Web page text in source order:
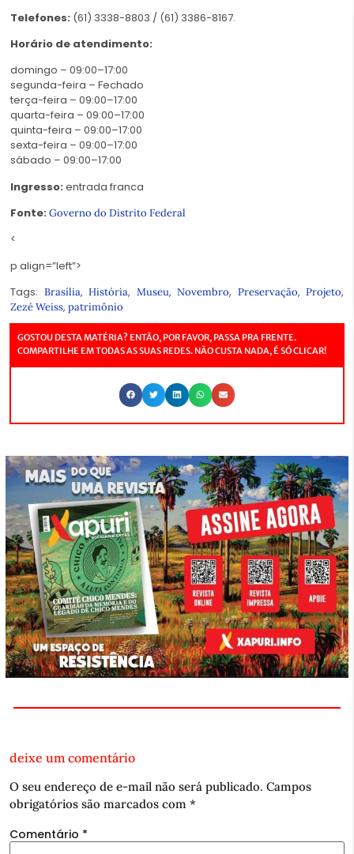
Telefones: (61) 3338-8803 / (61) 3386-8167.
Horário de atendimento:
domingo – 09:00–17:00
segunda-feira – Fechado
terça-feira – 09:00–17:00
quarta-feira – 09:00–17:00
quinta-feira – 09:00–17:00
sexta-feira – 09:00–17:00
sábado – 09:00–17:00
Ingresso: entrada franca
Fonte: Governo do Distrito Federal
<
p align=”left”>
Tags: Brasília, História, Museu, Novembro, Preservação, Projeto,
Zezé Weiss, patrimônio
GOSTOU DESTA MATÉRIA? ENTÃO, POR FAVOR, PASSA PRA FRENTE.
COMPARTILHE EM TODAS AS SUAS REDES. NÃO CUSTA NADA, É SÓ CLICAR!
deixe um comentário
O seu endereço de e-mail não será publicado. Campos
obrigatórios são marcados com *
Comentário *